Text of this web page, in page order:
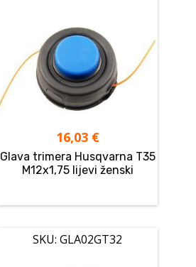
16,03 €
Glava trimera Husqvarna T35
M12x1,75 lijevi ženski
SKU: GLA02GT32